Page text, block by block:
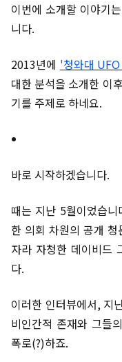
이번에 소개할 이야기
니다.
2013년에 '청와대
대한 분석을 소개한 이
기를 주제로 하네요.
바로 시작하겠습니다.
때는 지난 5월이었습
한 의회 차원의 공개
자라 자청한 데이비드
다.
이러한 인터뷰에서, 지
비인간적 존재와 그들
폭로(?)하죠.